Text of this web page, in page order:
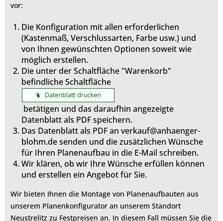
vor:
Die Konfiguration mit allen erforderlichen
(Kastenmaß, Verschlussarten, Farbe usw.) und
von Ihnen gewünschten Optionen soweit wie
möglich erstellen.
Die unter der Schaltfläche "Warenkorb"
befindliche Schaltfläche
betätigen und das daraufhin angezeigte
Datenblatt als PDF speichern.
Das Datenblatt als PDF an verkauf@anhaenger-
blohm.de senden und die zusätzlichen Wünsche
für Ihren Planenaufbau in die E-Mail schreiben.
Wir klären, ob wir Ihre Wünsche erfüllen können
und erstellen ein Angebot für Sie.
Wir bieten Ihnen die Montage von Planenaufbauten aus
unserem Planenkonfigurator an unserem Standort
Neustrelitz zu Festpreisen an. In diesem Fall müssen Sie die